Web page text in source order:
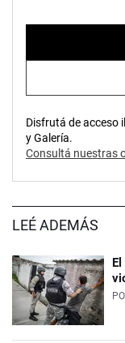
Disfrutá de acceso
y Galería.
Consultá nuestras
LEÉ ADEMÁS